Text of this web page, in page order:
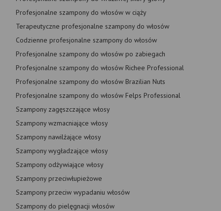
Profesjonalne szampony do włosów w ciąży
Terapeutyczne profesjonalne szampony do włosów
Codzienne profesjonalne szampony do włosów
Profesjonalne szampony do włosów po zabiegach
Profesjonalne szampony do włosów Richee Professional
Profesjonalne szampony do włosów Brazilian Nuts
Profesjonalne szampony do włosów Felps Professional
Szampony zagęszczające włosy
Szampony wzmacniające włosy
Szampony nawilżające włosy
Szampony wygładzające włosy
Szampony odżywiające włosy
Szampony przeciwłupieżowe
Szampony przeciw wypadaniu włosów
Szampony do pielęgnacji włosów